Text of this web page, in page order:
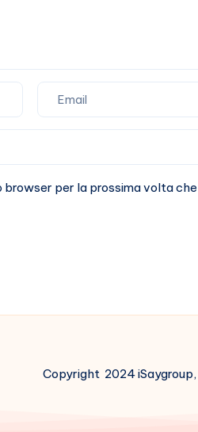
browser per la prossima volta
Copyright 2024